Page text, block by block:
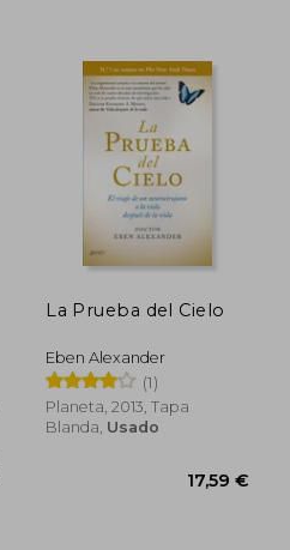
5%
dcto.
La Prueba del Cielo
Eben Alexander
(1)
Planeta, 2013, Tapa
Blanda, Usado